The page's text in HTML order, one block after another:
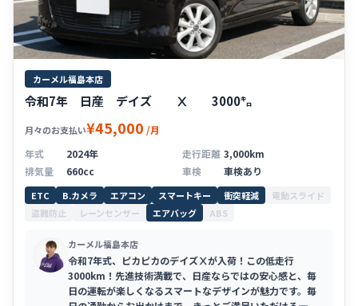
カーメル福島本店
令和7年 日産 デイズ Ⅹ 3000㌔
月々のお支払い¥45,000 /月
年式
2024年 走行距離 3,000km
排気量
660cc 車検 車検あり
ETC B.カメラ エアコン スマートキー 衝突軽減
電動スライド
盗難防止
レーンセンサー エアバッグ ABS
カーメル福島本店
令和7年式、ピカピカのデイズⅩが入荷！この低走行
3000km！先進技術満載で、日産ならではの安心感と、毎
日の運転が楽しくなるスマートなデザインが魅力です。毎